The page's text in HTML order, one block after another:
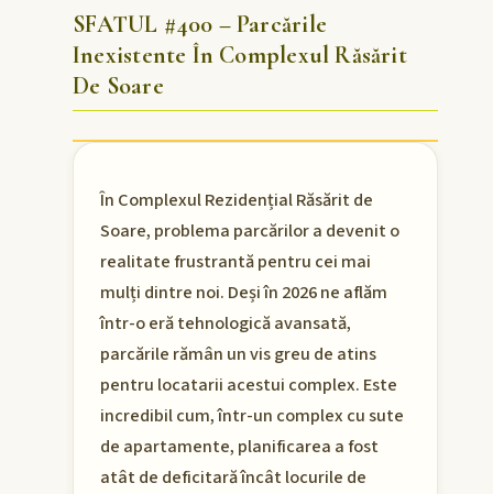
SFATUL #400 – Parcările
Inexistente În Complexul Răsărit
De Soare
În Complexul Rezidențial Răsărit de
Soare, problema parcărilor a devenit o
realitate frustrantă pentru cei mai
mulți dintre noi. Deși în 2026 ne aflăm
într-o eră tehnologică avansată,
parcările rămân un vis greu de atins
pentru locatarii acestui complex. Este
incredibil cum, într-un complex cu sute
de apartamente, planificarea a fost
atât de deficitară încât locurile de